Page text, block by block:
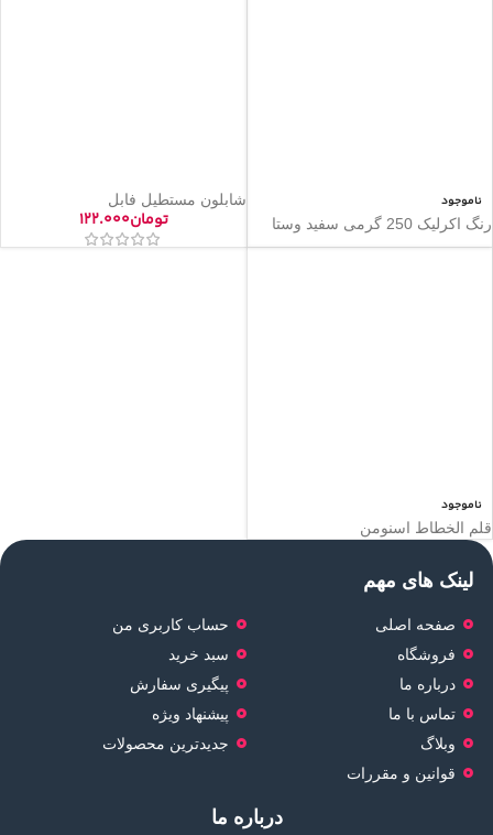
ناموجود
رنگ اکرلیک 250 گرمی سفید وستا
شابلون مستطیل فابل
تومان۱۲۲.۰۰۰
ناموجود
قلم الخطاط اسنومن
لینک های مهم
صفحه اصلی
فروشگاه
درباره ما
تماس با ما
وبلاگ
قوانین و مقررات
حساب کاربری من
سبد خرید
پیگیری سفارش
پیشنهاد ویژه
جدیدترین محصولات
درباره ما